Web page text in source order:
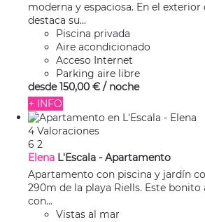
moderna y espaciosa. En el
destaca su...
Piscina privada
Aire acondicionado
Acceso Internet
Parking aire libre
desde 150,00 € / noche
+ INFO
4 Valoraciones
6 2
Elena L'Escala - Apartamento
Apartamento con piscina y jardín
290m de la playa Riells. Este
con...
Vistas al mar